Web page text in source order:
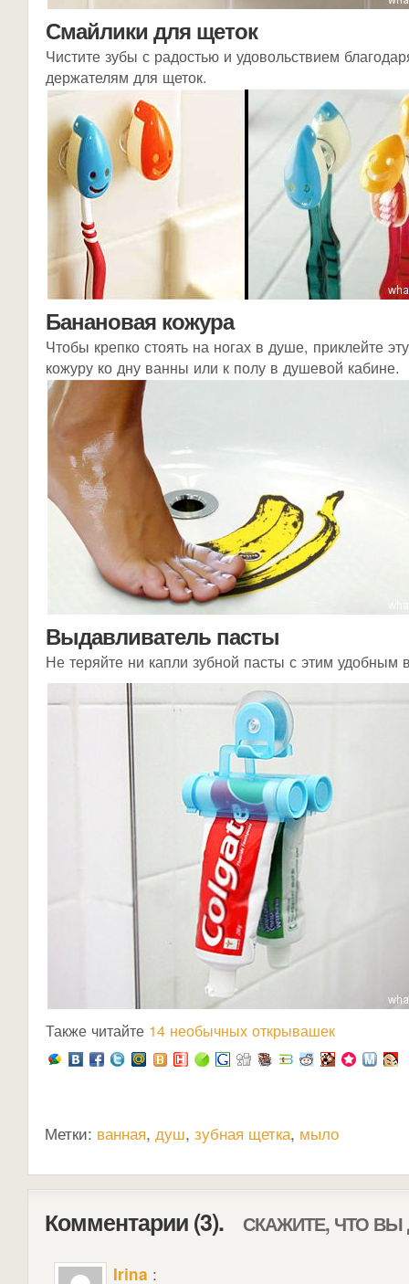
Смайлики для щеток
Чистите зубы с радостью и удовольствием
держателям для щеток.
Банановая кожура
Чтобы крепко стоять на ногах в душе, приклейте
кожуру ко дну ванны или к полу в душевой кабине.
Выдавливатель пасты
Не теряйте ни капли зубной пасты с этим удобным
Также читайте 14 необычных открывашек
Метки: ванная, душ, зубная щетка, мыло
Комментарии (3). СКАЖИТЕ, ЧТО ВЫ
Irina :